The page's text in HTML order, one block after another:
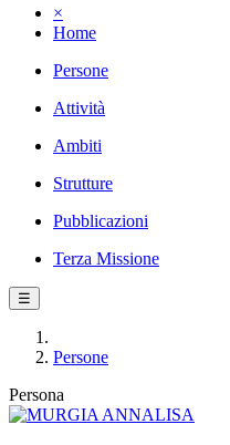
×
Home
Persone
Attività
Ambiti
Strutture
Pubblicazioni
Terza Missione
☰
Persone
Persona